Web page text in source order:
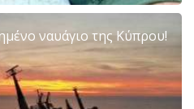
ναυάγιο της Κύπρου!